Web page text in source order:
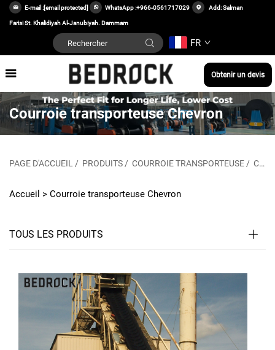
E-mail :[email protected] WhatsApp :+966-0561717029 Add: Salman
Farisi St. Khalidiyah Al-Janubiyah. Dammam
FR
Obtenir un devis
Courroie transporteuse Chevron
PAGE D'ACCUEIL / PRODUITS / COURROIE TRANSPORTEUSE / COURROIE TRANSPORTEUSE CHEVRON
Accueil > Courroie transporteuse Chevron
TOUS LES PRODUITS